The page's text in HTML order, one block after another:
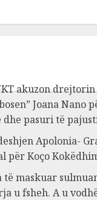
akuzon
Joana Nano
pasuri të
Apolonia-
për Koço
të maskuar
u fsheh. A u